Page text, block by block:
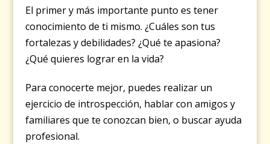
El primer y más importante punto es tener
conocimiento de ti mismo. ¿Cuáles son tus
fortalezas y debilidades? ¿Qué te apasiona?
¿Qué quieres lograr en la vida?
Para conocerte mejor, puedes realizar un
ejercicio de introspección, hablar con amigos y
familiares que te conozcan bien, o buscar ayuda
profesional.